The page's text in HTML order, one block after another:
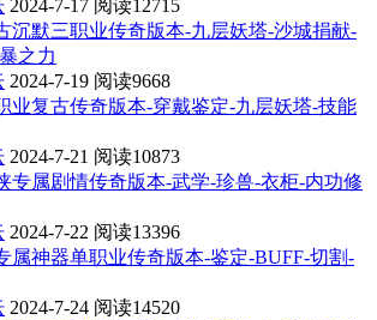
2024-7-17 阅读12715
沉默三职业传奇版本-九层妖塔-沙城捐献-
之力
2024-7-19 阅读9668
业复古传奇版本-穿戴鉴定-九层妖塔-技能
2024-7-21 阅读10873
专属剧情传奇版本-武学-珍兽-衣柜-内功修
2024-7-22 阅读13396
属神器单职业传奇版本-鉴定-BUFF-切割-
2024-7-24 阅读14520